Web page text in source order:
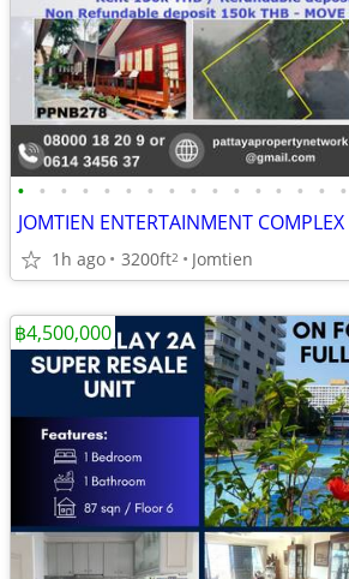
• • • • • • • • • • • • • • • •
JOMTIEN ENTERTAINMENT
1h ago 3200ft2 Jomtien
฿4,500,000